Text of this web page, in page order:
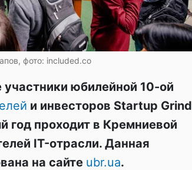
фото: included.co
юбилейной 10-ой
и инвесторов Startup Grind
год проходит в Кремниевой
IT-отрасли. Данная
на сайте ubr.ua.